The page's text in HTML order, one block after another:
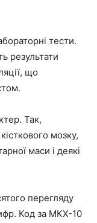
тести.
результати
що
Так,
мозку,
маси і деякі
перегляду
Код за МКХ-10